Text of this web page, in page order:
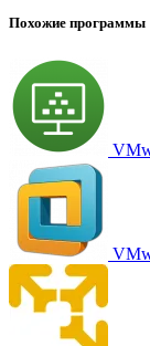
Похожие программы